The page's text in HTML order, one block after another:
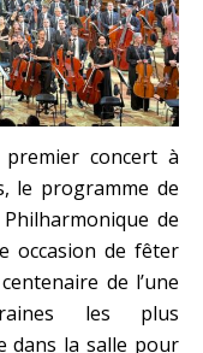
concert à
le programme de
de
occasion de fêter
de l’une
les plus
dans la salle pour